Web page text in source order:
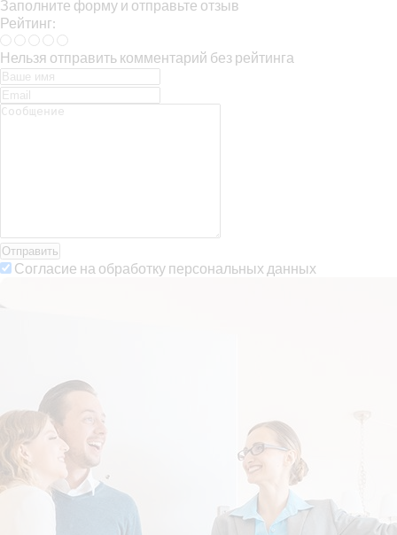
Заполните форму и отправьте отзыв
Рейтинг:
Нельзя отправить комментарий без рейтинга
Отправить
Согласие на обработку персональных данных